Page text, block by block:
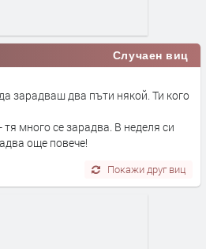
Случаен виц
зарадваш два пъти някой. Ти кого
много се зарадва. В неделя си
още повече!
Покажи друг виц